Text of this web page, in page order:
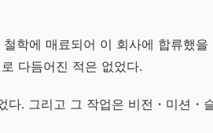
학에 매료되어 이 회사에 합류했
다듬어진 적은 없었다.
. 그리고 그 작업은 비전・미션・